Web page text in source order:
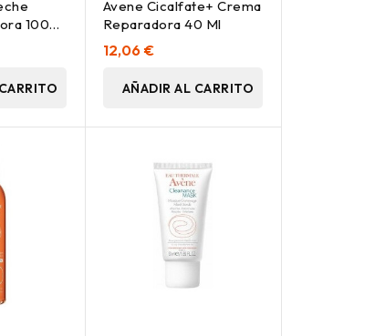
100
Avene Cicalfate+ Crema
Reparadora 40 Ml
12,06 €
AÑADIR AL CARRITO